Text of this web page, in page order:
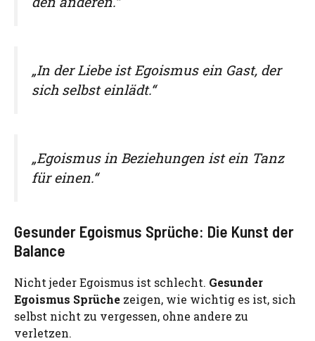
„In der Liebe ist Egoismus ein Gast, der
sich selbst einlädt.“
„Egoismus in Beziehungen ist ein Tanz
für einen.“
Gesunder Egoismus Sprüche: Die Kunst der
Balance
Nicht jeder Egoismus ist schlecht. Gesunder
Egoismus Sprüche zeigen, wie wichtig es ist, sich
selbst nicht zu vergessen, ohne andere zu
verletzen.